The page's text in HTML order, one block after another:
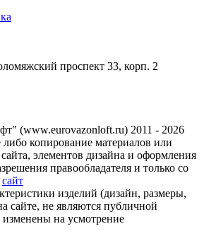
проспект 33, корп. 2
(www.eurovazonloft.ru) 2011 - 2026
копирование материалов или
элементов дизайна и оформления
правообладателя и только со
сайт
изделий (дизайн, размеры,
сайте, не являются публичной
на усмотрение